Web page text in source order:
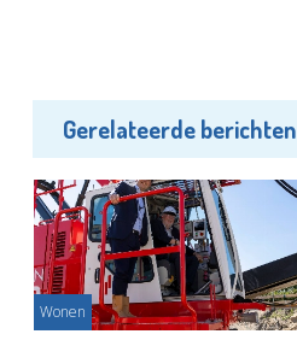
Gerelateerde berichten
Wonen